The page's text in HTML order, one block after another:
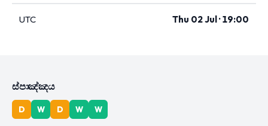
UTC Thu 02 Jul · 19:00
ස්පාඤ්ඤය
D W D W W